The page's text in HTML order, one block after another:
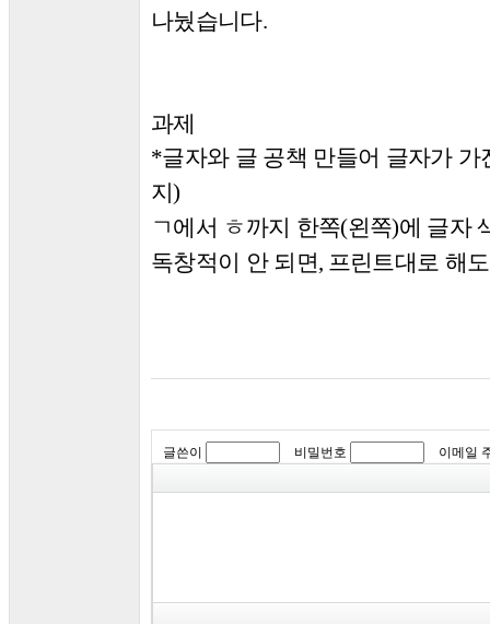
나눴습니다.
과제
*글자와 글 공책 만들어 글자가
지)
ㄱ에서 ㅎ까지 한쪽(왼쪽)에 글자
독창적이 안 되면, 프린트대로 해
글쓴이 비밀번호 이메일